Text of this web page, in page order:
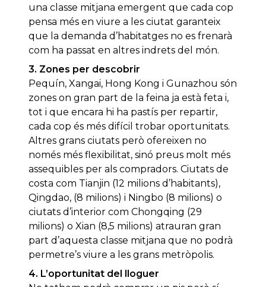
una classe mitjana emergent que cada cop
pensa més en viure a les ciutat garanteix
que la demanda d’habitatges no es frenarà
com ha passat en altres indrets del món.
3. Zones per descobrir
Pequín, Xangai, Hong Kong i Gunazhou són
zones on gran part de la feina ja està feta i,
tot i que encara hi ha pastís per repartir,
cada cop és més difícil trobar oportunitats.
Altres grans ciutats però ofereixen no
només més flexibilitat, sinó preus molt més
assequibles per als compradors. Ciutats de
costa com Tianjin (12 milions d’habitants),
Qingdao, (8 milions) i Ningbo (8 milions) o
ciutats d’interior com Chongqing (29
milions) o Xian (8,5 milions) atrauran gran
part d’aquesta classe mitjana que no podrà
permetre’s viure a les grans metròpolis.
4. L’oportunitat del lloguer